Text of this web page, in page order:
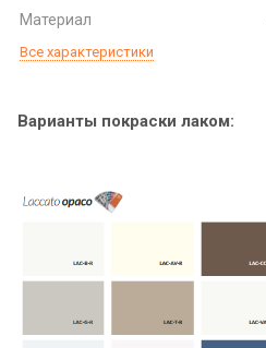
Материал
Все характеристики
Варианты покраски лаком: